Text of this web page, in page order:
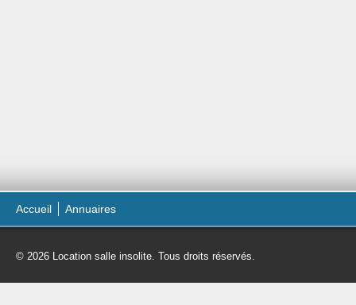
Accueil Annuaires
© 2026 Location salle insolite. Tous droits réservés.